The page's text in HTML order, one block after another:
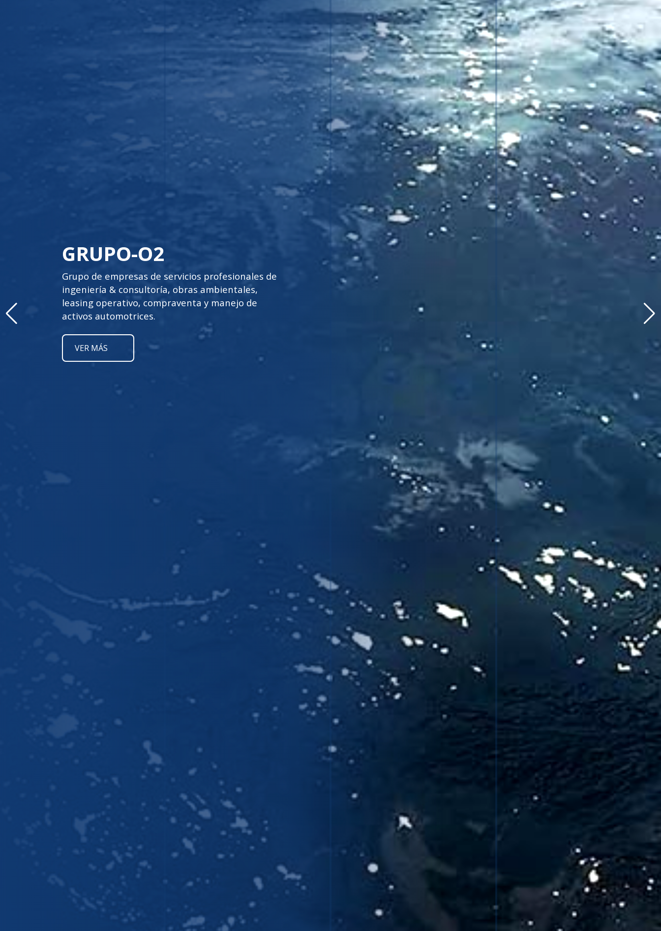
PROSIGA
Ingeniería & Consultoría.
Acompañamos integralmente los procesos de
cada proyecto, aportando de principio a fin y
convirtiéndonos en un socio estratégico.
VER MÁS